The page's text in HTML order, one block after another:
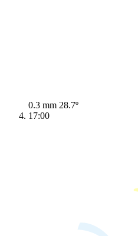
0.3 mm 28.7º
17:00